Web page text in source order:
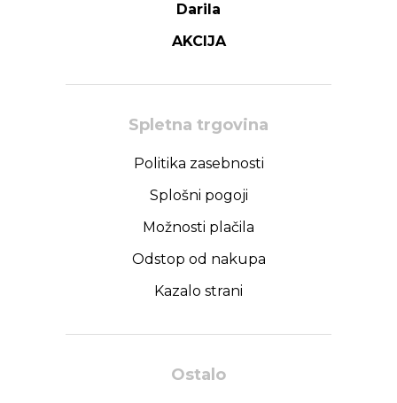
Darila
AKCIJA
Spletna trgovina
Politika zasebnosti
Splošni pogoji
Možnosti plačila
Odstop od nakupa
Kazalo strani
Ostalo